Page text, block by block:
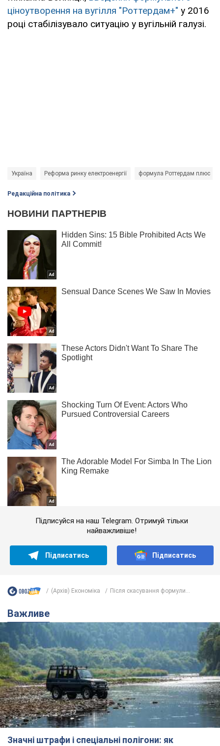
ціноутворення на вугілля "Роттердам+" у 2016
році стабілізувало ситуацію у вугільній галузі.
Україна Реформа ринку електроенергії формула Роттердам плюс
Редакційна політика
Підписуйся на наш Telegram. Отримуй тільки
найважливіше!
Підписатись Підписатись
(Архів) Економіка Після скасування формули...
Важливе
Значні штрафи і спеціальні полігони: як